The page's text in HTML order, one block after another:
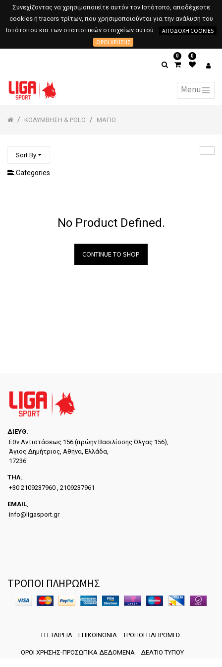
Συνεχίζοντας να χρησιμοποιείτε αυτόν τον Ιστότοπο, αποδέχεστε
cookies ή tracers τρίτων, που χρησιμοποιούνται για την ανάλυση του
Ιστότοπου και των στατιστικών στοιχείων αυτού.
ΑΠΟΔΟΧΉ COOKIES
ΌΡΟΙ ΧΡΉΣΗΣ
0 0
ΚΟΛΥΜΒΗΣΗ & POLO ΜΑΓΙΟ
Sort By
Categories
No Product Defined.
CONTINUE TO SHOP
ΔΙΕYΘ.:
Εθν.Αντιστάσεως 156 (πρώην Βασιλίσσης Όλγας 156),
Άγιος Δημήτριος, Αθήνα, Ελλάδα,
17236
ΤΗΛ.:
+30 2109237960 , 2109237961
EMAIL:
info@ligasport.gr
ΤΡΟΠΟΙ ΠΛΗΡΩΜΗΣ
Η ΕΤΑΙΡΕΙΑ ΕΠΙΚΟΙΝΩΝΙΑ ΤΡΟΠΟΙ ΠΛΗΡΩΜΗΣ
ΟΡΟΙ ΧΡΗΣΗΣ-ΠΡΟΣΩΠΙΚΑ ΔΕΔΟΜΕΝΑ ΔΕΛΤΙΟ ΤΥΠΟΥ